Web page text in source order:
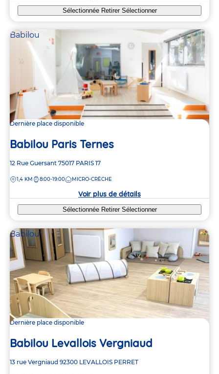
Sélectionnée Retirer Sélectionner
Babilou
Dernière place disponible
Babilou Paris Ternes
Adresse
la
12 Rue Guersant 75017 PARIS 17
DISTANCE
1,4 KM 8:00-19:00 MICRO-CRÈCHE
Voir plus de détails
Sélectionnée Retirer Sélectionner
Babilou
Dernière place disponible
Babilou Levallois Vergniaud
Adresse
13 rue Vergniaud 92300 LEVALLOIS PERRET